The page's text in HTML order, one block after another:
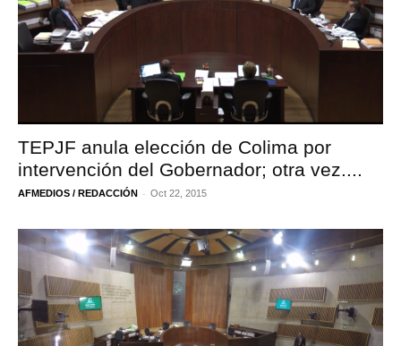
TEPJF anula elección de Colima por
intervención del Gobernador; otra vez....
AFMEDIOS / REDACCIÓN - Oct 22, 2015